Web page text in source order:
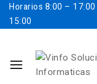
Horarios 8:00 –
15:00